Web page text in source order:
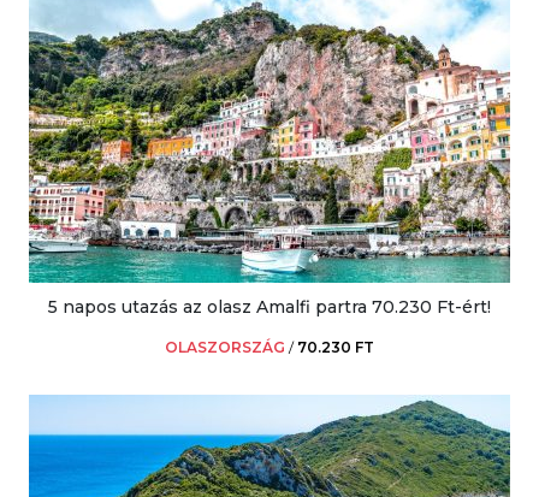
5 napos utazás az olasz Amalfi partra 70.230 Ft-ért!
OLASZORSZÁG / 70.230 FT